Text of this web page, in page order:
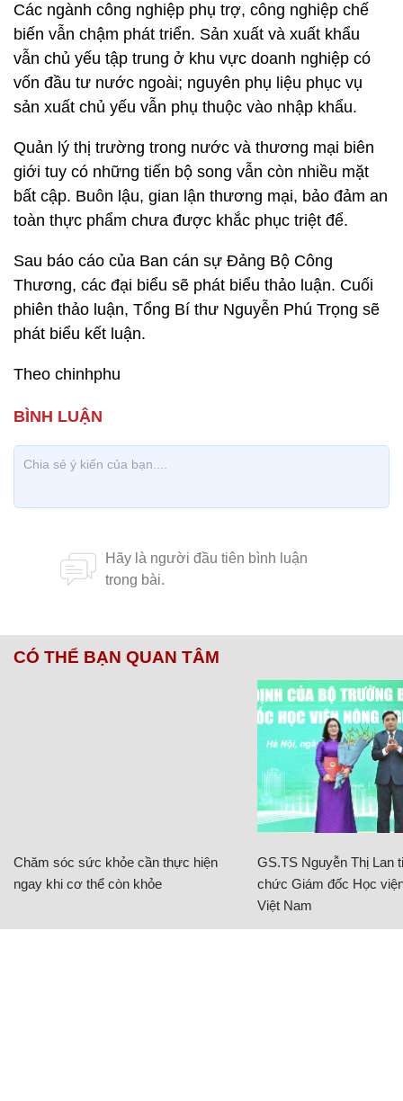
Các ngành công nghiệp phụ trợ, công nghiệp chế
biến vẫn chậm phát triển. Sản xuất và xuất khẩu
vẫn chủ yếu tập trung ở khu vực doanh nghiệp có
vốn đầu tư nước ngoài; nguyên phụ liệu phục vụ
sản xuất chủ yếu vẫn phụ thuộc vào nhập khẩu.
Quản lý thị trường trong nước và thương mại biên
giới tuy có những tiến bộ song vẫn còn nhiều mặt
bất cập. Buôn lậu, gian lận thương mại, bảo đảm an
toàn thực phẩm chưa được khắc phục triệt để.
Sau báo cáo của Ban cán sự Đảng Bộ Công
Thương, các đại biểu sẽ phát biểu thảo luận. Cuối
phiên thảo luận, Tổng Bí thư Nguyễn Phú Trọng sẽ
phát biểu kết luận.
Theo chinhphu
CÓ THỂ BẠN QUAN TÂM
Chăm sóc sức khỏe cần thực hiện
ngay khi cơ thể còn khỏe
GS.TS Nguyễn Thị Lan
chức Giám đốc Học
Việt Nam